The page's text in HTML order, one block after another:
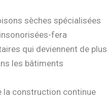
sèches spécialisées
fera
qui deviennent de plus
les bâtiments
la construction continue